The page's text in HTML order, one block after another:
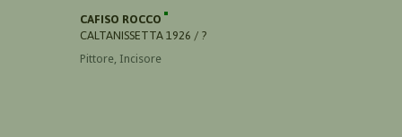
CAFISO ROCCO
CALTANISSETTA 1926 / ?
Pittore, Incisore